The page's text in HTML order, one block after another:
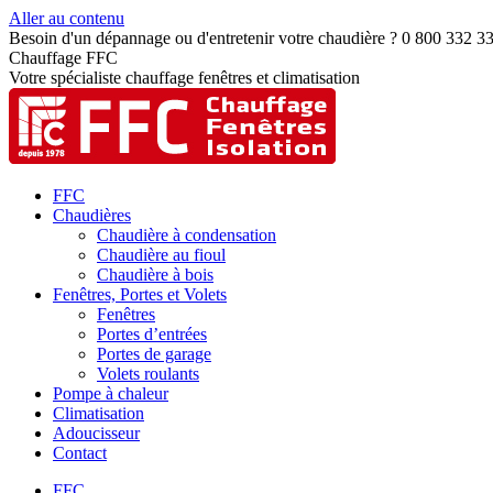
Aller au contenu
Besoin d'un dépannage ou d'entretenir votre chaudière ? 0 800 332
Chauffage FFC
Votre spécialiste chauffage fenêtres et climatisation
FFC
Chaudières
Chaudière à condensation
Chaudière au fioul
Chaudière à bois
Fenêtres, Portes et Volets
Fenêtres
Portes d’entrées
Portes de garage
Volets roulants
Pompe à chaleur
Climatisation
Adoucisseur
Contact